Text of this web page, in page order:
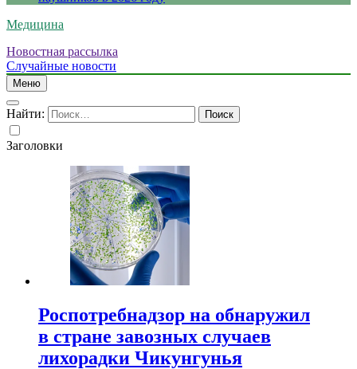
Медицина
Новостная рассылка
Случайные новости
Меню
Найти:
Заголовки
Роспотребнадзор на обнаружил
в стране завозных случаев
лихорадки Чикунгунья